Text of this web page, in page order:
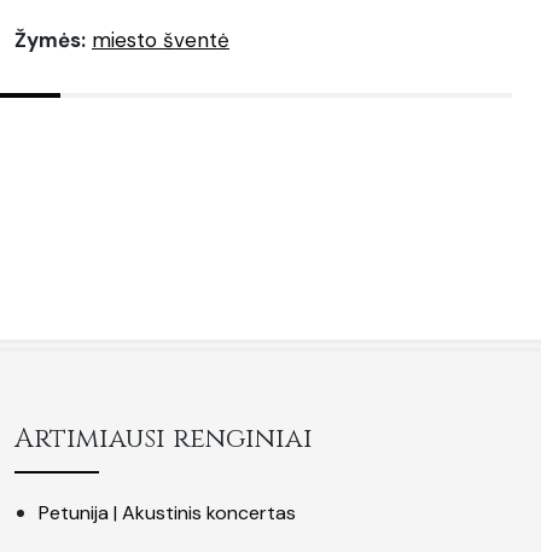
Žymės: miesto šventė
Artimiausi renginiai
Petunija | Akustinis koncertas